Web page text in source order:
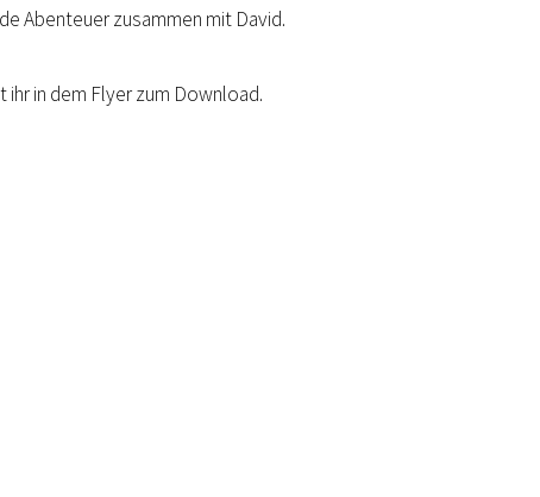
Abenteuer zusammen mit David.
in dem Flyer zum Download.